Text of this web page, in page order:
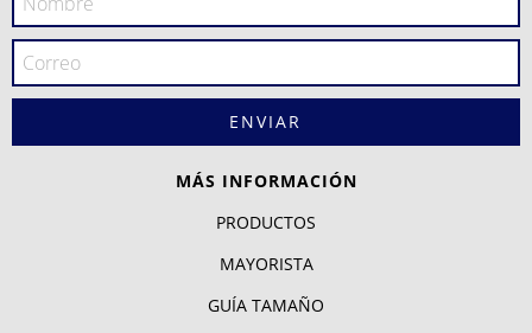
MÁS INFORMACIÓN
PRODUCTOS
MAYORISTA
GUÍA TAMAÑO